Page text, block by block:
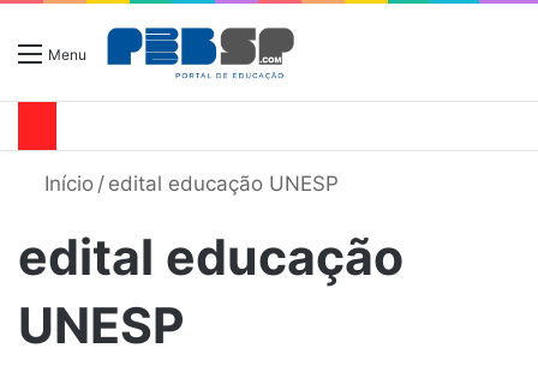
Menu
Início / edital educação UNESP
edital educação
UNESP